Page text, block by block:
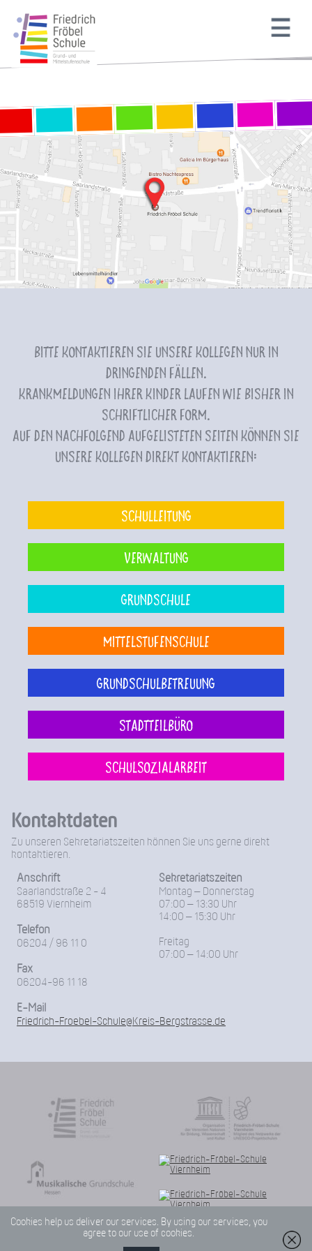
Bitte kontaktieren Sie unsere Kollegen nur in
dringenden Fällen.
Krankmeldungen Ihrer Kinder laufen wie bisher in
schriftlicher Form.
Auf den nachfolgend aufgelisteten Seiten können Sie
unsere Kollegen direkt kontaktieren:
Schulleitung
Verwaltung
Grundschule
Mittelstufenschule
Grundschulbetreuung
Stadtteilbüro
Schulsozialarbeit
Kontaktdaten
Zu unseren Sekretariatszeiten können Sie uns gerne direkt
kontaktieren.
Anschrift
Saarlandstraße 2 - 4
68519 Viernheim
Telefon
06204 / 96 11 0
Fax
06204-96 11 18
Sekretariatszeiten
Montag – Donnerstag
07:00 – 13:30 Uhr
14:00 – 15:30 Uhr
Freitag
07:00 – 14:00 Uhr
E-Mail
Friedrich-Froebel-Schule@Kreis-Bergstrasse.de
Cookies help us deliver our services. By using our services, you
agree to our use of cookies.